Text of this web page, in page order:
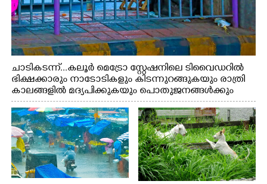
ചാടികടന്ന്...കലൂർ മെട്രോ സ്റ്റേഷനിലെ ടിവൈഡറിൽ
ഭിക്ഷക്കാരും നാടോടികളും കിടന്നുറങ്ങുകയും രാത്രി
കാലങ്ങളിൽ മദ്യപിക്കുകയും പൊതുജനങ്ങൾക്കും
വാഹനത്തിൽ പോകുന്നവർക്കും ബുദ്ധിമുട്ട് ഉണ്ടായ
സാഹചര്യത്തിൽ അധികാരികൾ കമ്പി കൊണ്ട് മറച്ച
വേലി ചാടികടക്കുന്ന നാടോടി സ്ത്രീ